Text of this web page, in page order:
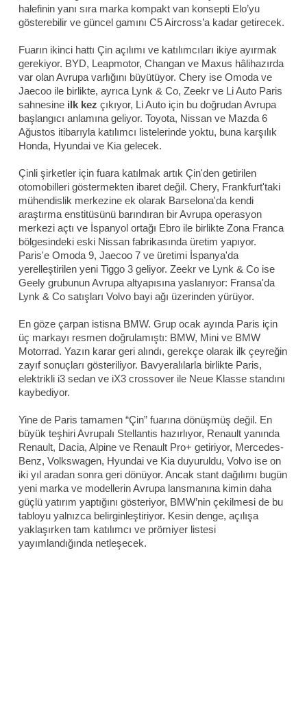
halefinin yanı sıra marka kompakt van konsepti Elo’yu
gösterebilir ve güncel gamını C5 Aircross’a kadar getirecek.
Fuarın ikinci hattı Çin açılımı ve katılımcıları ikiye ayırmak
gerekiyor. BYD, Leapmotor, Changan ve Maxus hâlihazırda
var olan Avrupa varlığını büyütüyor. Chery ise Omoda ve
Jaecoo ile birlikte, ayrıca Lynk & Co, Zeekr ve Li Auto Paris
sahnesine ilk kez çıkıyor, Li Auto için bu doğrudan Avrupa
başlangıcı anlamına geliyor. Toyota, Nissan ve Mazda 6
Ağustos itibarıyla katılımcı listelerinde yoktu, buna karşılık
Honda, Hyundai ve Kia gelecek.
Çinli şirketler için fuara katılmak artık Çin'den getirilen
otomobilleri göstermekten ibaret değil. Chery, Frankfurt'taki
mühendislik merkezine ek olarak Barselona'da kendi
araştırma enstitüsünü barındıran bir Avrupa operasyon
merkezi açtı ve İspanyol ortağı Ebro ile birlikte Zona Franca
bölgesindeki eski Nissan fabrikasında üretim yapıyor.
Paris'e Omoda 9, Jaecoo 7 ve üretimi İspanya'da
yerelleştirilen yeni Tiggo 3 geliyor. Zeekr ve Lynk & Co ise
Geely grubunun Avrupa altyapısına yaslanıyor: Fransa'da
Lynk & Co satışları Volvo bayi ağı üzerinden yürüyor.
En göze çarpan istisna BMW. Grup ocak ayında Paris için
üç markayı resmen doğrulamıştı: BMW, Mini ve BMW
Motorrad. Yazın karar geri alındı, gerekçe olarak ilk çeyreğin
zayıf sonuçları gösteriliyor. Bavyeralılarla birlikte Paris,
elektrikli i3 sedan ve iX3 crossover ile Neue Klasse standını
kaybediyor.
Yine de Paris tamamen “Çin” fuarına dönüşmüş değil. En
büyük teşhiri Avrupalı Stellantis hazırlıyor, Renault yanında
Renault, Dacia, Alpine ve Renault Pro+ getiriyor, Mercedes-
Benz, Volkswagen, Hyundai ve Kia duyuruldu, Volvo ise on
iki yıl aradan sonra geri dönüyor. Ancak stant dağılımı bugün
yeni marka ve modellerin Avrupa lansmanına kimin daha
güçlü yatırım yaptığını gösteriyor, BMW’nin çekilmesi de bu
tabloyu yalnızca belirginleştiriyor. Kesin denge, açılışa
yaklaşırken tam katılımcı ve prömiyer listesi
yayımlandığında netleşecek.